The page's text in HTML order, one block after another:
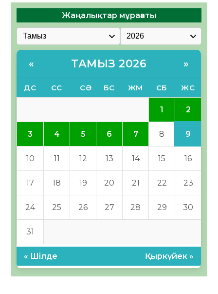
Жаңалықтар мұрағаты
« ТАМЫЗ 2026 »
ДС СС СӘ БС ЖМ СБ ЖС
1 2
3 4 5 6 7 8 9
10 11 12 13 14 15 16
17 18 19 20 21 22 23
24 25 26 27 28 29 30
31
« Шілде Қыркүйек »